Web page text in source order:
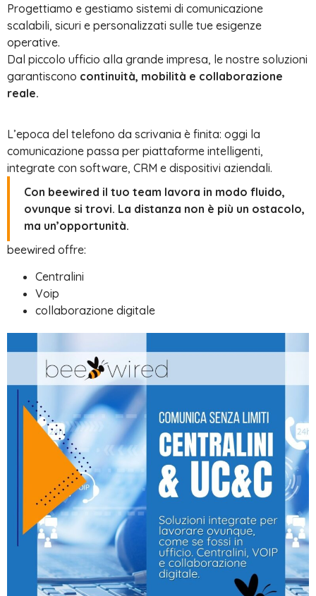
Progettiamo e gestiamo sistemi di comunicazione
scalabili, sicuri e personalizzati sulle tue esigenze
operative.
Dal piccolo ufficio alla grande impresa, le nostre soluzioni
garantiscono continuità, mobilità e collaborazione
reale.
L’epoca del telefono da scrivania è finita: oggi la
comunicazione passa per piattaforme intelligenti,
integrate con software, CRM e dispositivi aziendali.
Con beewired il tuo team lavora in modo fluido,
ovunque si trovi. La distanza non è più un ostacolo,
ma un’opportunità.
beewired offre:
Centralini
Voip
collaborazione digitale